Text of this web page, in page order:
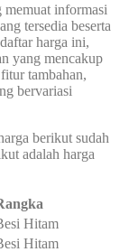
memuat informasi
tersedia beserta
harga ini,
yang mencakup
tambahan,
bervariasi
berikut sudah
adalah harga
Hitam
Hitam